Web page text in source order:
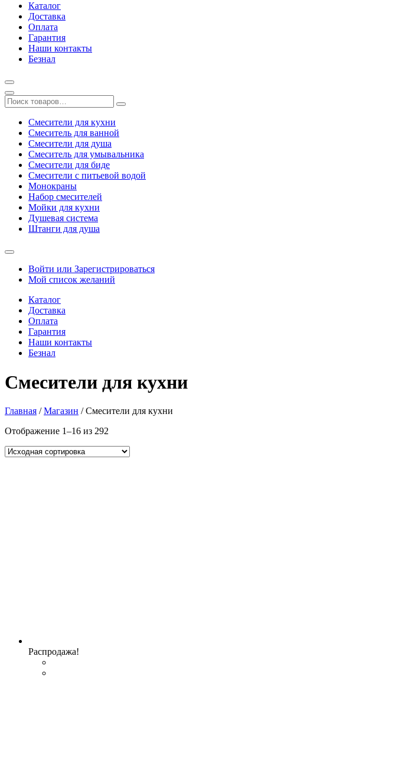
Каталог
Доставка
Оплата
Гарантия
Наши контакты
Безнал
Смесители для кухни
Смеситель для ванной
Смесители для душа
Смеситель для умывальника
Смесители для биде
Смесители с питьевой водой
Монокраны
Набор смесителей
Мойки для кухни
Душевая система
Штанги для душа
Войти или Зарегистрироваться
Мой список желаний
Каталог
Доставка
Оплата
Гарантия
Наши контакты
Безнал
Смесители для кухни
Главная /Магазин / Смесители для кухни
Отображение 1–16 из 292
Распродажа!